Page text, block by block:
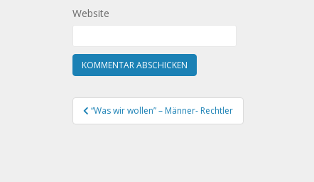
Website
Beitragsnavigation
“Was wir wollen” – Männer- Rechtler